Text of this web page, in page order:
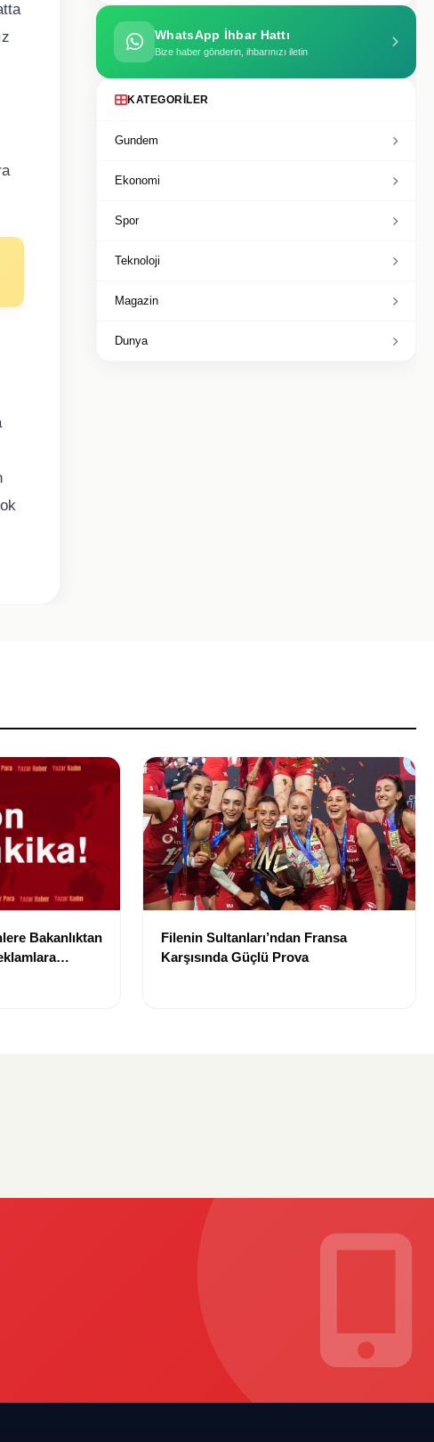
WhatsApp İhbar Hattı
Bize haber gönderin, ihbarınızı iletin
KATEGORILER
Gundem
Ekonomi
Spor
Teknoloji
Magazin
Dunya
Bakanlıktan
Filenin Sultanları’ndan Fransa
Karşısında Güçlü Prova